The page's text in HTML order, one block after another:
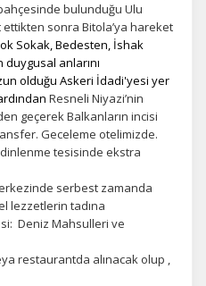
bulunduğu Ulu
sonra Bitola’ya hareket
Sokak, Bedesten, İshak
duygusal anlarını
olduğu Askeri İdadi'yesi yer
Resneli Niyazi’nin
geçerek Balkanların incisi
Geceleme otelimizde.
dinlenme tesisinde ekstra
serbest zamanda
lezzetlerin tadına
Deniz Mahsulleri ve
restaurantda alınacak olup ,